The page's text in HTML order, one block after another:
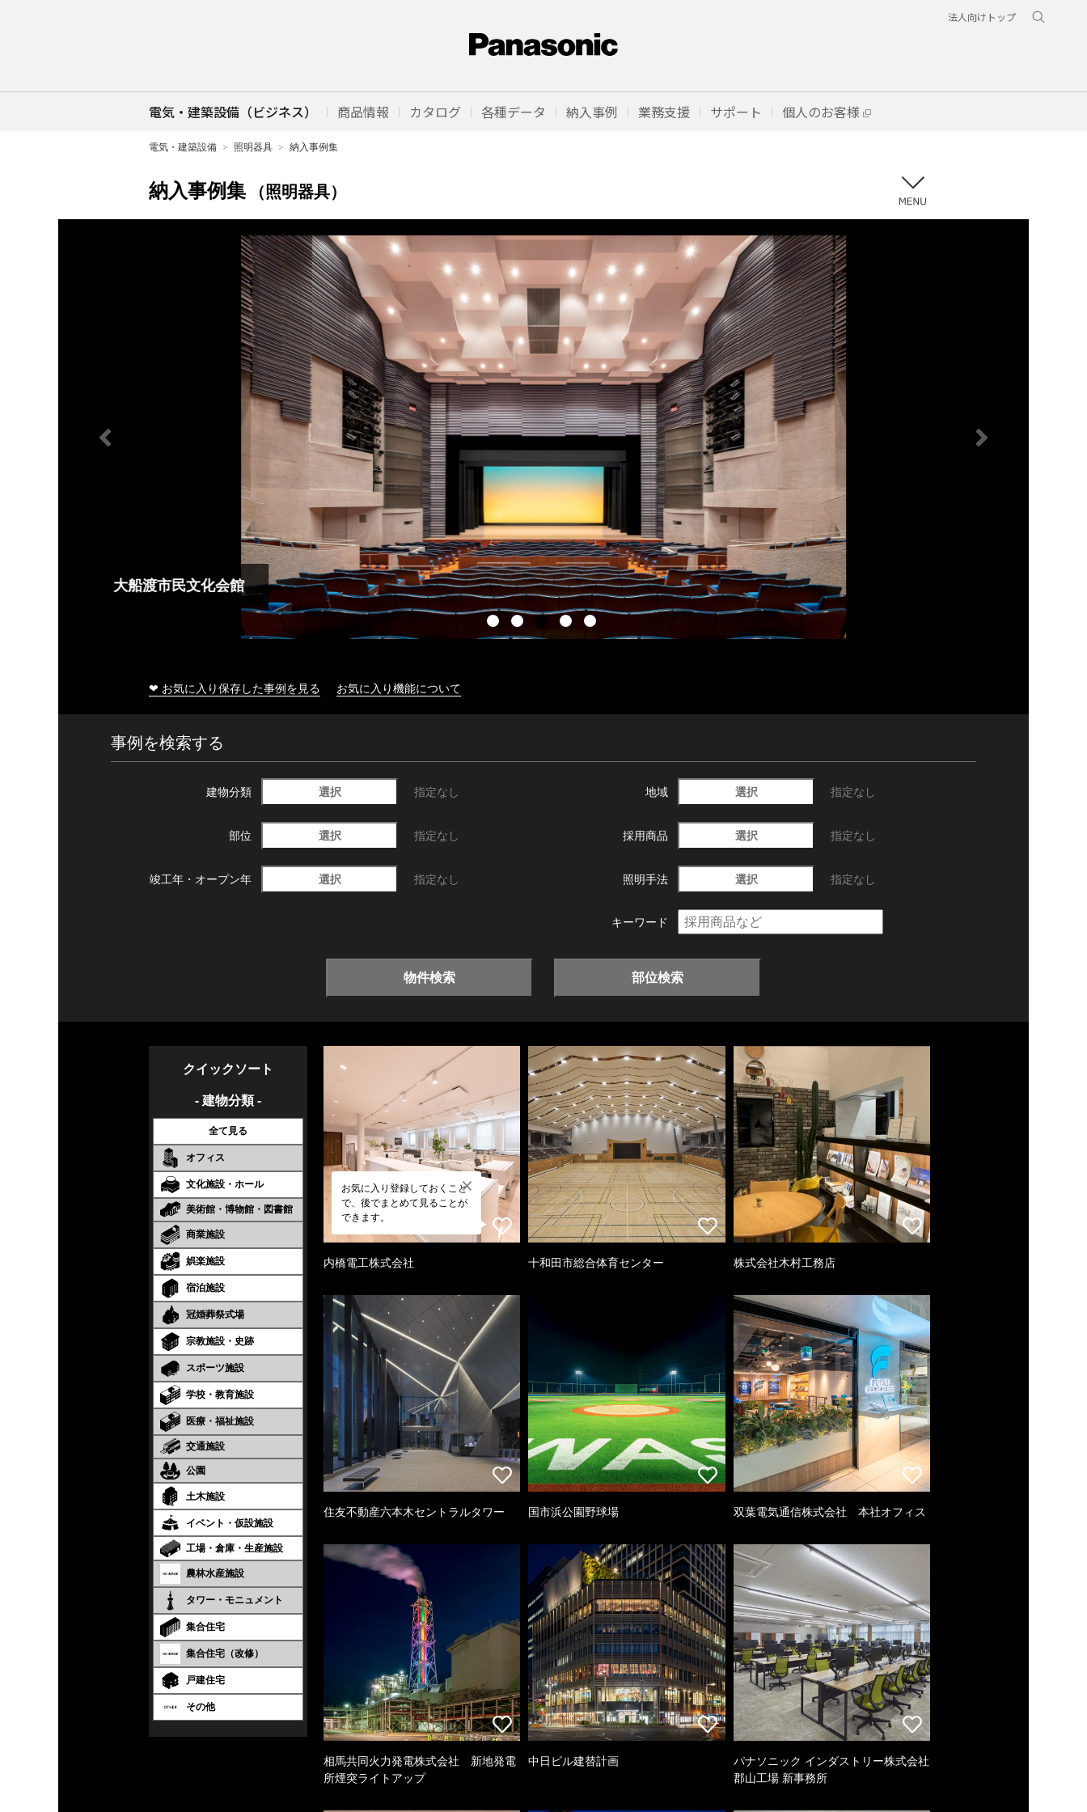
法人向けトップ
電気・建築設備（ビジネス） 商品情報 カタログ 各種データ 納入事例 業務支援 サポート 個人のお客様
電気・建築設備 照明器具 納入事例集
納入事例集 （照明器具）
大船渡市民文化会館
❤ お気に入り保存した事例を見る お気に入り機能について
事例を検索する
建物分類 選択 指定なし 地域 選択 指定なし
部位 選択 指定なし 採用商品 選択 指定なし
竣工年・ オープン年 選択 指定なし 照明手法 選択 指定なし
キーワード
物件検索 部位検索
クイックソート
- 建物分類 -
全て見る
オフィス
文化施設・ホール
美術館・博物館・図書館
商業施設
娯楽施設
宿泊施設
冠婚葬祭式場
宗教施設・史跡
スポーツ施設
学校・教育施設
医療・福祉施設
交通施設
公園
土木施設
イベント・仮設施設
工場・倉庫・生産施設
農林水産施設
タワー・モニュメント
集合住宅
集合住宅（改修）
戸建住宅
その他
お気に入り登録しておくこと
で、後でまとめて見ることが
できます。
内橋電工株式会社 十和田市総合体育センター 株式会社木村工務店
住友不動産六本木セントラルタワー 国市浜公園野球場 双葉電気通信株式会社 本社オフィス
相馬共同火力発電株式会社 新地発電
所煙突ライトアップ
中日ビル建替計画
パナソニック インダストリー株式会社
郡山工場 新事務所